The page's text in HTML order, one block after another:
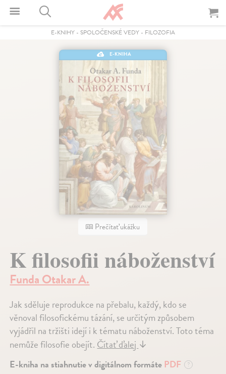
E-KNIHY - SPOLOČENSKÉ VEDY - FILOZOFIA
E-KNIHA
Prečítať ukážku
K filosofii náboženství
Funda Otakar A.
Jak sděluje reprodukce na přebalu, každý, kdo se
věnoval filosofickému tázání, se určitým způsobem
vyjádřil na tržišti idejí i k tématu náboženství. Toto téma
nemůže filosofie obejít. Čítať ďalej ↓
E-kniha na stiahnutie v digitálnom formáte PDF ?